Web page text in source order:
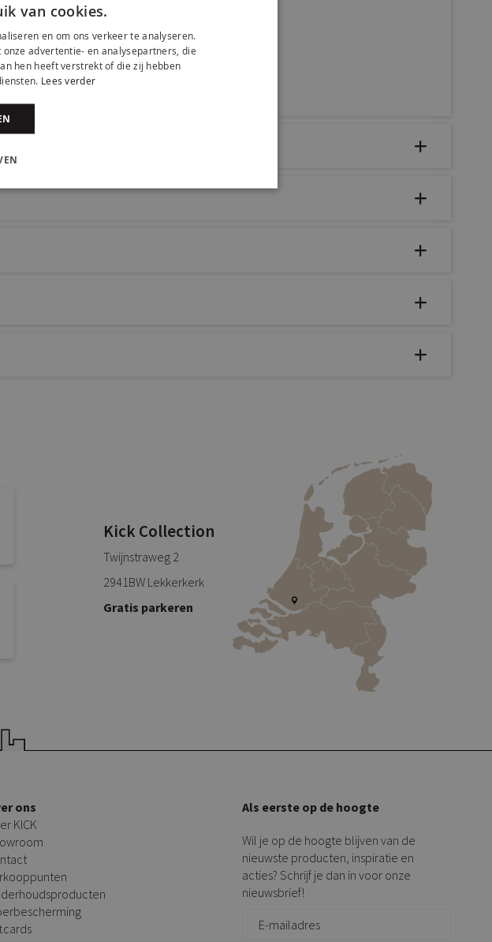
Kick Collection
Twijnstraweg 2
2941BW Lekkerkerk
Gratis parkeren
ons
KICK
Als eerste op de hoogte
Wil je op de hoogte blijven van de
nieuwste producten, inspiratie en
acties? Schrijf je dan in voor onze
nieuwsbrief!
van cookies.
en om ons verkeer te analyseren.
advertentie- en analysepartners, die
hen heeft verstrekt of die zij hebben
Lees verder